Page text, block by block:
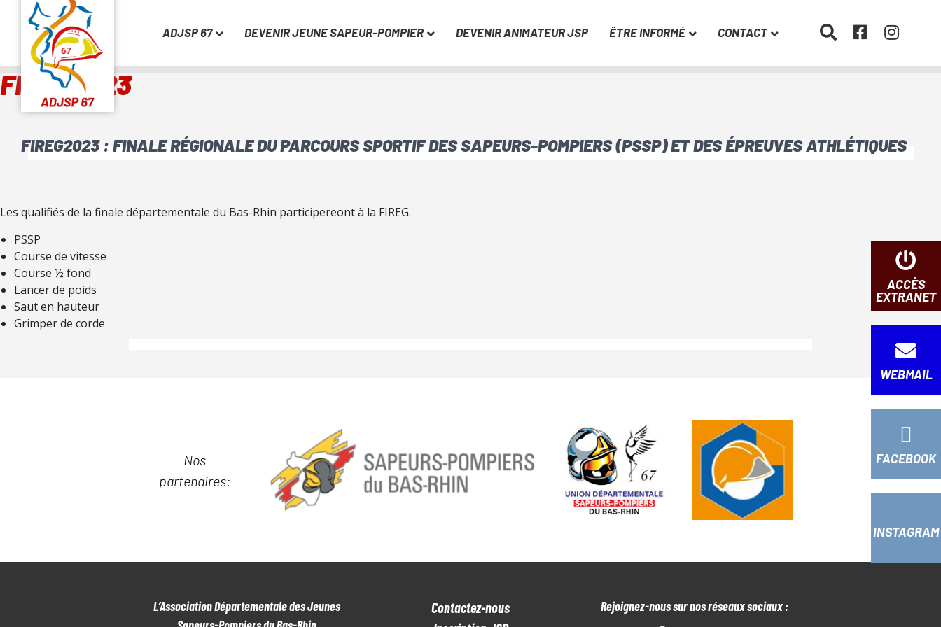
ADJSP 67 DEVENIR JEUNE SAPEUR-POMPIER DEVENIR ANIMATEUR JSP ÊTRE INFORMÉ CONTACT
ACCÈS
EXTRANET
WEBMAIL
FACEBOOK
INSTAGRAM
FIREG2023
FIREG2023 : FINALE RÉGIONALE DU PARCOURS SPORTIF DES SAPEURS-POMPIERS (PSSP) ET DES ÉPREUVES ATHLÉTIQUES
Les qualifiés de la finale départementale du Bas-Rhin participereont à la FIREG.
PSSP
Course de vitesse
Course ½ fond
Lancer de poids
Saut en hauteur
Grimper de corde
Nos
partenaires:
L’Association Départementale des Jeunes
Contactez-nous
Rejoignez-nous sur nos réseaux sociaux :